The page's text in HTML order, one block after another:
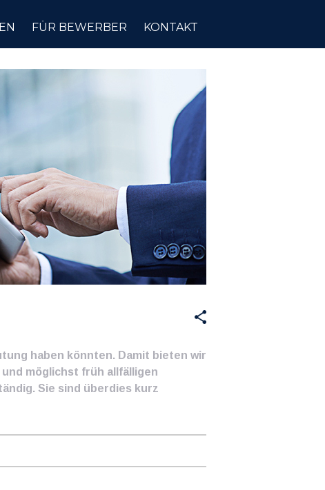
FÜR BEWERBER KONTAKT
haben könnten. Damit bieten wir
möglichst früh allfälligen
Sie sind überdies kurz